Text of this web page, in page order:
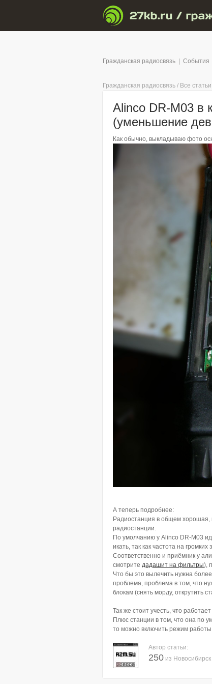
Гражданская радиосвязь События
Гражданская радиосвязь / Все статьи
Alinco DR-M03 в
(уменьшение
Как обычно, выкладываю фото
А теперь подробнее:
Радиостанция в общем хорошая,
радиостанции.
По умолчанию у Alinco DR-M03
икать, так как частота на
Соответственно и приёмник у
смотрите дадашит на фильтры),
Что бы это вылечить нужна
проблема, проблема в том, что
блокам (снять морду, открутить
Так же стоит учесть, что
Плюс станции в том, что она по
то можно включить режим
Автор статьи:
250 из